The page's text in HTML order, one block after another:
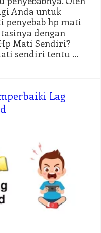
Anda untuk
penyebab hp mati
dengan
Mati Sendiri?
sendiri tentu …
Lag